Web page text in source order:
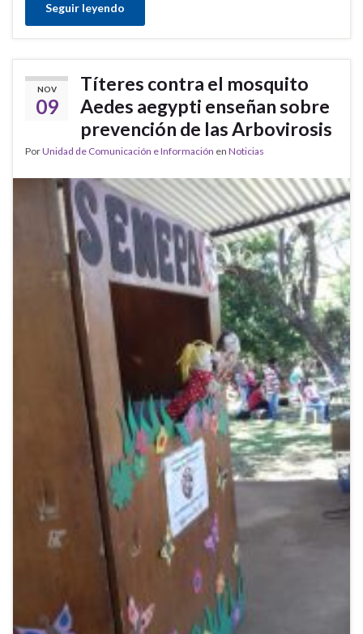
Seguir leyendo
NOV
09
Títeres contra el mosquito
Aedes aegypti enseñan sobre
prevención de las Arbovirosis
PorUnidad de Comunicación e Información en Noticias